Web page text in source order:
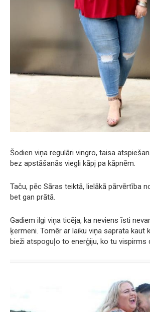
Šodien viņa regulāri vingro, taisa
bez apstāšanās viegli kāpj pa kāpnēm.
Taču, pēc Sāras teiktā, lielākā pārvērtība
bet gan prātā.
Gadiem ilgi viņa ticēja, ka neviens īsti
ķermeni. Tomēr ar laiku viņa saprata kaut
bieži atspoguļo to enerģiju, ko tu vispirms